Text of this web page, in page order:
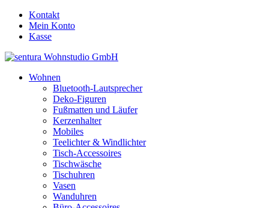
Kontakt
Mein Konto
Kasse
Wohnen
Bluetooth-Lautsprecher
Deko-Figuren
Fußmatten und Läufer
Kerzenhalter
Mobiles
Teelichter & Windlichter
Tisch-Accessoires
Tischwäsche
Tischuhren
Vasen
Wanduhren